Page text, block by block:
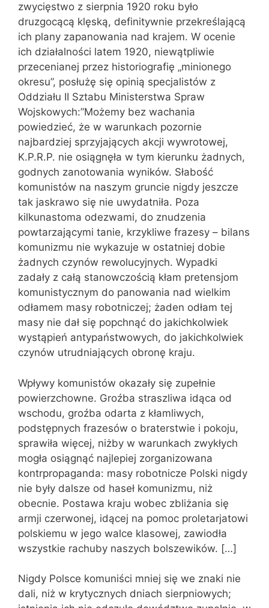
zwycięstwo z sierpnia 1920 roku było
druzgocącą klęską, definitywnie przekreślającą
ich plany zapanowania nad krajem. W ocenie
ich działalności latem 1920, niewątpliwie
przecenianej przez historiografię „minionego
okresu”, posłużę się opinią specjalistów z
Oddziału II Sztabu Ministerstwa Spraw
Wojskowych:”Możemy bez wachania
powiedzieć, że w warunkach pozornie
najbardziej sprzyjających akcji wywrotowej,
K.P.R.P. nie osiągnęła w tym kierunku żadnych,
godnych zanotowania wyników. Słabość
komunistów na naszym gruncie nigdy jeszcze
tak jaskrawo się nie uwydatniła. Poza
kilkunastoma odezwami, do znudzenia
powtarzającymi tanie, krzykliwe frazesy – bilans
komunizmu nie wykazuje w ostatniej dobie
żadnych czynów rewolucyjnych. Wypadki
zadały z całą stanowczością kłam pretensjom
komunistycznym do panowania nad wielkim
odłamem masy robotniczej; żaden odłam tej
masy nie dał się popchnąć do jakichkolwiek
wystąpień antypaństwowych, do jakichkolwiek
czynów utrudniających obronę kraju.
Wpływy komunistów okazały się zupełnie
powierzchowne. Groźba straszliwa idąca od
wschodu, groźba odarta z kłamliwych,
podstępnych frazesów o braterstwie i pokoju,
sprawiła więcej, niżby w warunkach zwykłych
mogła osiągnąć najlepiej zorganizowana
kontrpropaganda: masy robotnicze Polski nigdy
nie były dalsze od haseł komunizmu, niż
obecnie. Postawa kraju wobec zbliżania się
armji czerwonej, idącej na pomoc proletarjatowi
polskiemu w jego walce klasowej, zawiodła
wszystkie rachuby naszych bolszewików. […]
Nigdy Polsce komuniści mniej się we znaki nie
dali, niż w krytycznych dniach sierpniowych;